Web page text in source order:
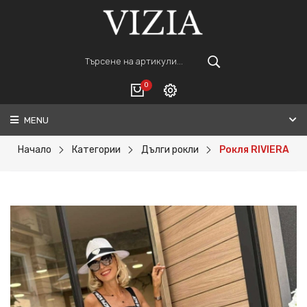
0
ВАШАТА КОЛИЧКА Е ПРАЗНА.
ПОРЪЧАЙ
Регистрация
MENU
Начало Категории Дълги рокли Рокля RIVIERA